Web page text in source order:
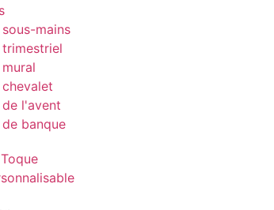
mains
l'avent
banque